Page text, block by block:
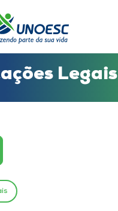
ao Estudante
Legais